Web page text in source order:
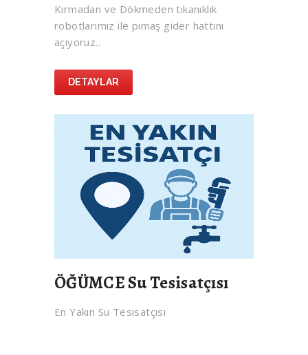
Kırmadan ve Dökmeden tıkanıklık
robotlarımız ile pimaş gider hattını
açıyoruz..
DETAYLAR
ÖĞÜMCE Su Tesisatçısı
En Yakın Su Tesisatçısı